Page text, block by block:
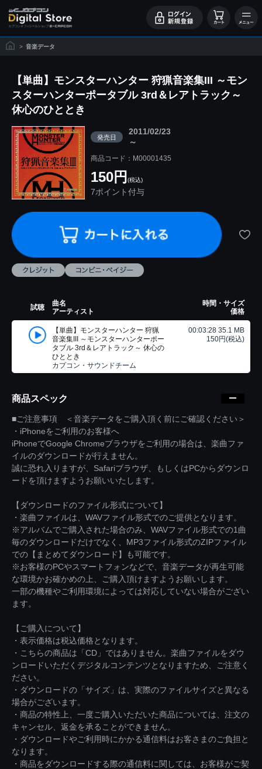
> 音楽データ
【単曲】モンスターハンター 狩猟音楽集III ～モン
スターハンターポータブル 3rd＆レアトラック～
休心のひととき
発売日
2011/02/23
～
商品コード：M00001435
150円 (税込)
7ポイント付与
試聴
曲名
アーティスト
時間・サイズ
価格
【単曲】モンスターハンター 狩猟
音楽集III ～モンスターハンターポー
タブル 3rd＆レアトラック～ 休心の
ひととき
カプコン・サウンドチーム
00:03:28 35.1 MB
150円(税込)
商品スペック
■ご注意事項 ＜音楽データをご購入頂く前にご確認ください＞
・iPhoneをご利用のお客様へ
iPhoneでGoogle Chromeブラウザをご利用の場合は、楽曲ファ
イルのダウンロードが行えません。
誠に恐れ入りますが、Safariブラウザ、もしくはPCからダウンロ
ードを頂けますようお願いいたします。
【ダウンロードのファイル形式について】
・楽曲ファイルは、WAVファイル形式でのご提供となります。
※アルバムでご購入された場合のみ、WAVファイル形式での1曲
毎のダウンロードだけでなく、MP3ファイル形式のZIPファイル
での【まとめてダウンロード】も可能です。
※お客様のPCやスマートフォンなどで、音楽データが再生可能
な環境かお確かめの上、ご購入頂けますようお願いします。
一部の機種やご利用環境によっては対応していない場合がござい
ます。
【ご購入について】
・表示価格は税込価格となります。
・こちらの商品は「CD」ではありません。楽曲ファイルをダウ
ンロードいただくデジタルコンテンツとなりますため、ご注意く
ださい。
・ダウンロードの「サイズ」は、実際のファイルサイズと異なる
場合がございます。
・商品の特性上、一度ご購入いただいた商品については、注文の
キャンセル、返金を承ることができません。
・ダウンロードやご利用時にかかる通信料はお客さまのご負担と
なります。
・商品をダウンロードする際の通信料に関しては、お客様がご契